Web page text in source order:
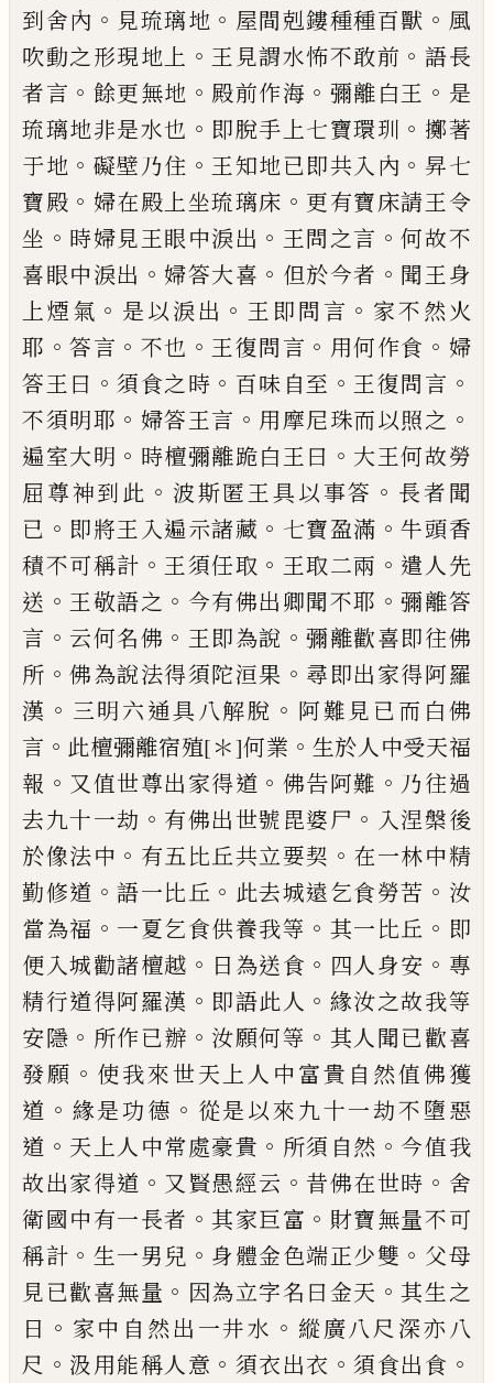
到舍內 。 見琉璃地 。 屋間剋鏤種種百獸 。 風
吹動之形現地上 。 王見謂水怖不敢前 。 語長
者言 。 餘更無地 。 殿前作海 。 彌離白王 。 是
琉璃地非是水也 。 即脫手上七寶環玔 。 擲著
于地 。 礙壁乃住 。 王知地已即共入內 。昇七
寶殿 。 婦在殿上坐琉璃床 。 更有寶床請王令
坐 。 時婦見王眼中淚出 。 王問之言 。何故不
喜眼中淚出 。 婦答大喜 。 但於今者 。 聞王身
上煙氣 。 是以淚出 。 王 即問言 。 家不然火
耶 。答言 。 不也 。 王復問言 。 用何作食 。 婦
答王 曰 。 須食之時 。 百味自至 。 王復問言 。
不須明耶 。 婦答王言 。 用摩尼珠而以照之 。
遍室大明 。 時檀彌離跪白王曰 。 大王何故勞
屈尊神到此 。 波斯匿王具以事答 。 長者聞
已 。 即將王入遍示諸藏 。 七寶盈滿 。牛頭香
積不可稱計 。 王須任取 。 王取二兩 。 遣人先
送 。 王敬語之 。 今有佛出卿聞不耶 。彌離答
言 。 云何名佛 。 王即為說 。彌離歡喜即往佛
所 。佛為說法得須陀洹果 。 尋即出家得阿羅
漢 。 三明六通具八解脫 。 阿難見已而白佛
言 。 此檀彌離宿殖[＊]何業 。 生於人中受天福
報 。 又值世尊出家得道 。 佛告阿難 。 乃往過
去九十一劫 。 有佛出世號毘婆尸 。 入涅槃後
於像法中 。 有五比丘共立要契 。 在一林中精
勤修道 。語一比丘 。 此去城遠乞食勞苦 。 汝
當為福 。 一夏乞食供養我等 。 其一比丘 。 即
便入城勸諸檀越 。 日為送食 。 四人身安 。 專
精行道得阿羅漢 。 即語此人 。 緣汝之故我等
安隱 。 所作已辦 。 汝願何等 。 其人聞已歡喜
發願 。 使我來世天上人 中富貴自然值佛獲
道 。 緣是功德 。 從是以來九十一劫不墮惡
道 。 天上人中常處豪貴 。 所須自然 。 今值我
故出家得道 。 又賢愚經云 。 昔佛在世時 。 舍
衛國中有一長者 。其家巨富 。 財寶無量不可
稱計 。 生一男兒 。 身體金色端正少雙 。 父母
見已歡喜無量 。 因為立字名曰金天 。其生之
日 。 家中自然出一井水 。 縱廣八尺 深亦八
尺 。 汲用能稱人意 。 須衣出衣 。 須食出食 。